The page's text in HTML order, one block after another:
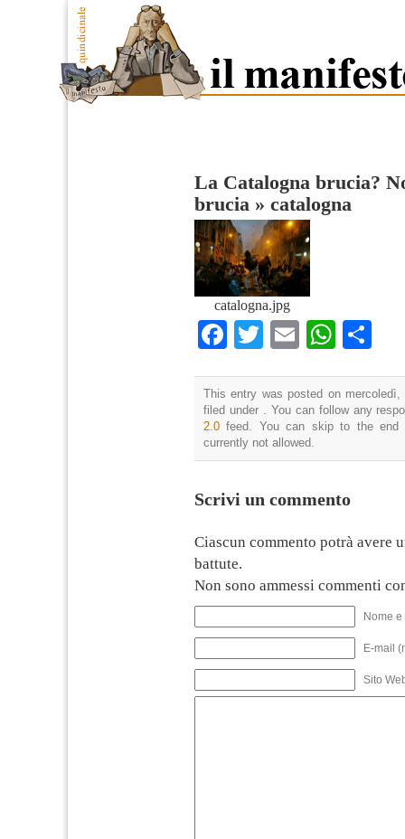
La Catalogna brucia?
brucia » catalogna
catalogna.jpg
Facebook
TwitterEmail
This entry was posted on
filed under . You can follow any
2.0 feed. You can skip to the end
currently not allowed.
Scrivi un commento
Ciascun commento potrà avere
battute.
Non sono ammessi commenti
Nome
E-mail
Sito